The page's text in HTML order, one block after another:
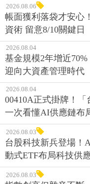
2026.08.06
帳面獲利落袋才安心
資術 留意8/10關鍵日
2026.08.04
基金規模2年增近
迎向大資產管理時代
2026.08.04
00410A正式掛牌！「
一次看懂AI供應鏈布
2026.08.03
台股科技新兵登場！
動式ETF布局科技供
2026.08.03